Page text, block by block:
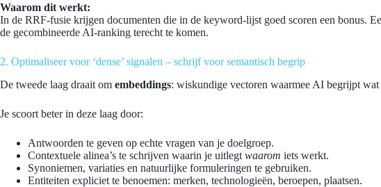
Waarom dit werkt:
In de RRF-fusie krijgen documenten die in de keyword-lijst goed scoren een bonus.
de gecombineerde AI-ranking terecht te komen.
2. Optimaliseer voor ‘dense’ signalen – schrijf voor semantisch begrip
De tweede laag draait om embeddings: wiskundige vectoren waarmee AI begrijpt wat
Je scoort beter in deze laag door:
Antwoorden te geven op echte vragen van je doelgroep.
Contextuele alinea’s te schrijven waarin je uitlegt waarom iets werkt.
Synoniemen, variaties en natuurlijke formuleringen te gebruiken.
Entiteiten expliciet te benoemen: merken, technologieën, beroepen, plaatsen.